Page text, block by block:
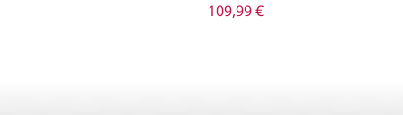
109,99€